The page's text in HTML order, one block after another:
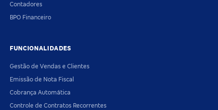
Contadores
BPO Financeiro
FUNCIONALIDADES
Gestão de Vendas e Clientes
Emissão de Nota Fiscal
Cobrança Automática
Controle de Contratos Recorrentes